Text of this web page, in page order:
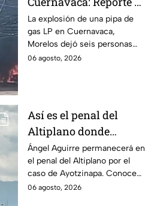
víctimas tras estallido
en Morelos
La explosión de una pipa de
gas LP en Cuernavaca,
Morelos dejó seis personas
hospitalizadas. IMSS informó
06 agosto, 2026
Así es el penal del
Altiplano donde
permanecerá Ángel
Aguirre por caso
Ayotzinapa
Ángel Aguirre permanecerá en
el penal del Altiplano por el
caso de Ayotzinapa. Conoce
dónde está, cómo es esta
06 agosto, 2026